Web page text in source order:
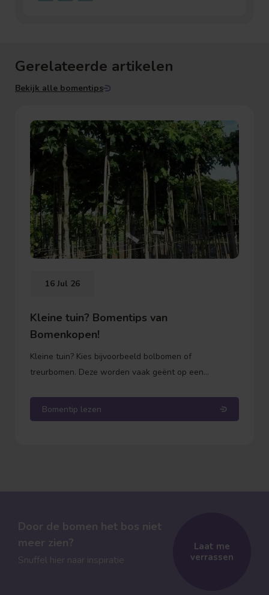
Gerelateerde artikelen
Bekijk alle bomentips
16 Jul 26
Kleine tuin? Bomentips van
Bomenkopen!
Kleine tuin? Kies bijvoorbeeld bolbomen of
treurbomen. Deze worden vaak geënt op een
de hoogte groeit, alleen de kroon (de bol of de
takken) wordt voller. Zo weet je precies waar je aan
Bomentip lezen
Door de bomen het bos niet
meer zien?
Snuffel hier naar inspiratie
Laat me
verrassen